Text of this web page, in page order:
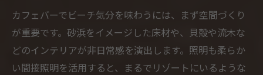
リゾート感重視のカフェバー選定ポイント
カフェバーのビーチ空間が人気の理由
カフェバーで非日常空間を楽しむコツ
カフェバーでビーチ気分を味わうには、まず空間づくり
が重要です。砂浜をイメージした床材や、貝殻や流木な
どのインテリアが非日常感を演出します。照明も柔らか
い間接照明を活用すると、まるでリゾートにいるような